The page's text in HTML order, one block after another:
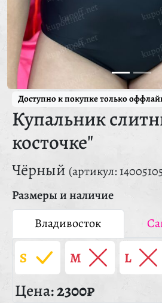
Доступно к покупке только
Купальник
косточке"
Чёрный (артикул:
Размеры и наличие
Владивосток
S M L
Цена:2300₽